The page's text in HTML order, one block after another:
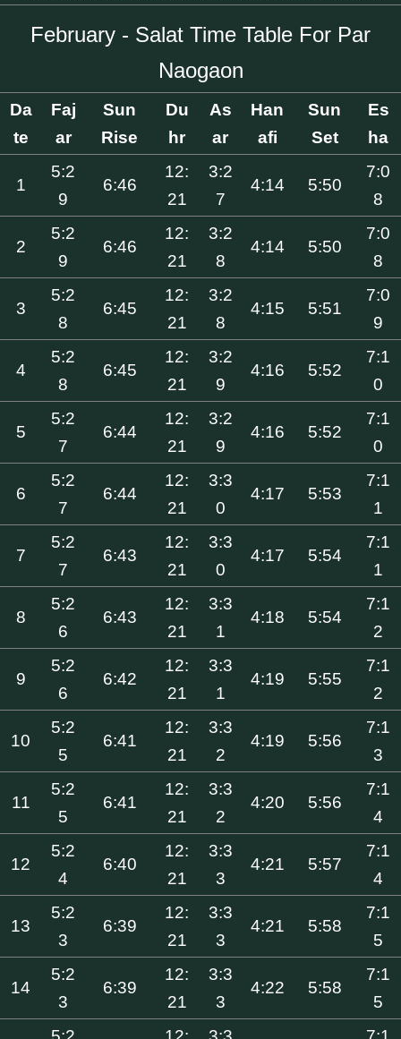
February - Salat Time Table For Par
Naogaon
Da
te
Faj
ar
Sun
Rise
Du
hr
As
ar
Han
afi
Sun
Set
Es
ha
1
5:2
9
6:46
12:
21
3:2
7
4:14 5:50
7:0
8
2
5:2
9
6:46
12:
21
3:2
8
4:14 5:50
7:0
8
3
5:2
8
6:45
12:
21
3:2
8
4:15 5:51
7:0
9
4
5:2
8
6:45
12:
21
3:2
9
4:16 5:52
7:1
0
5
5:2
7
6:44
12:
21
3:2
9
4:16 5:52
7:1
0
6
5:2
7
6:44
12:
21
3:3
0
4:17 5:53
7:1
1
7
5:2
7
6:43
12:
21
3:3
0
4:17 5:54
7:1
1
8
5:2
6
6:43
12:
21
3:3
1
4:18 5:54
7:1
2
9
5:2
6
6:42
12:
21
3:3
1
4:19 5:55
7:1
2
10
5:2
5
6:41
12:
21
3:3
2
4:19 5:56
7:1
3
11
5:2
5
6:41
12:
21
3:3
2
4:20 5:56
7:1
4
12
5:2
4
6:40
12:
21
3:3
3
4:21 5:57
7:1
4
13
5:2
3
6:39
12:
21
3:3
3
4:21 5:58
7:1
5
14
5:2
3
6:39
12:
21
3:3
3
4:22 5:58
7:1
5